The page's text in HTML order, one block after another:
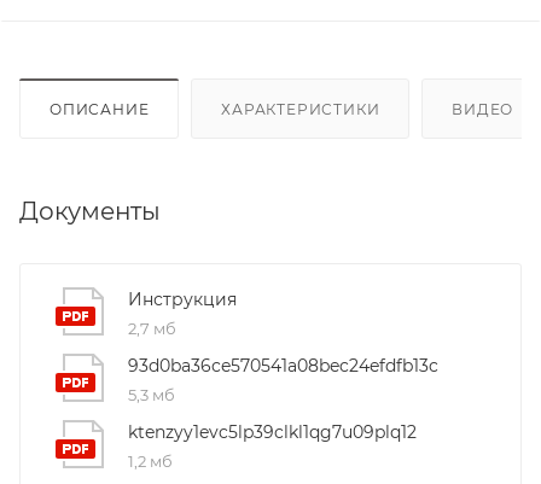
ОПИСАНИЕ ХАРАКТЕРИСТИКИ ВИДЕО
Документы
Инструкция
2,7 мб
93d0ba36ce570541a08bec24efdfb13c
5,3 мб
ktenzyy1evc5lp39clkl1qg7u09plq12
1,2 мб